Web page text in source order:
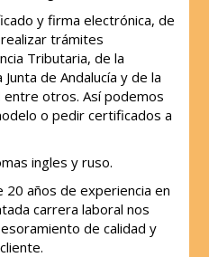
y firma electrónica, de
trámites
Tributaria, de la
de Andalucía y de la
entre otros. Así podemos
o pedir certificados a
ingles y ruso.
20 años de experiencia en
carrera laboral nos
de calidad y